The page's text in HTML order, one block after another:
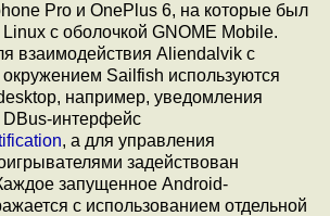
Pro и OnePlus 6, на которые был
с оболочкой GNOME Mobile.
взаимодействия Aliendalvik c
окружением Sailfish используются
например, уведомления
DBus-интерфейс
, а для управления
задействован
запущенное Android-
с использованием отдельной